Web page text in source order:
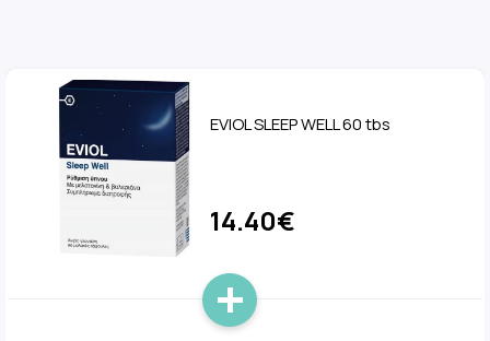
EVIOL SLEEP WELL 60 tbs
14.40€